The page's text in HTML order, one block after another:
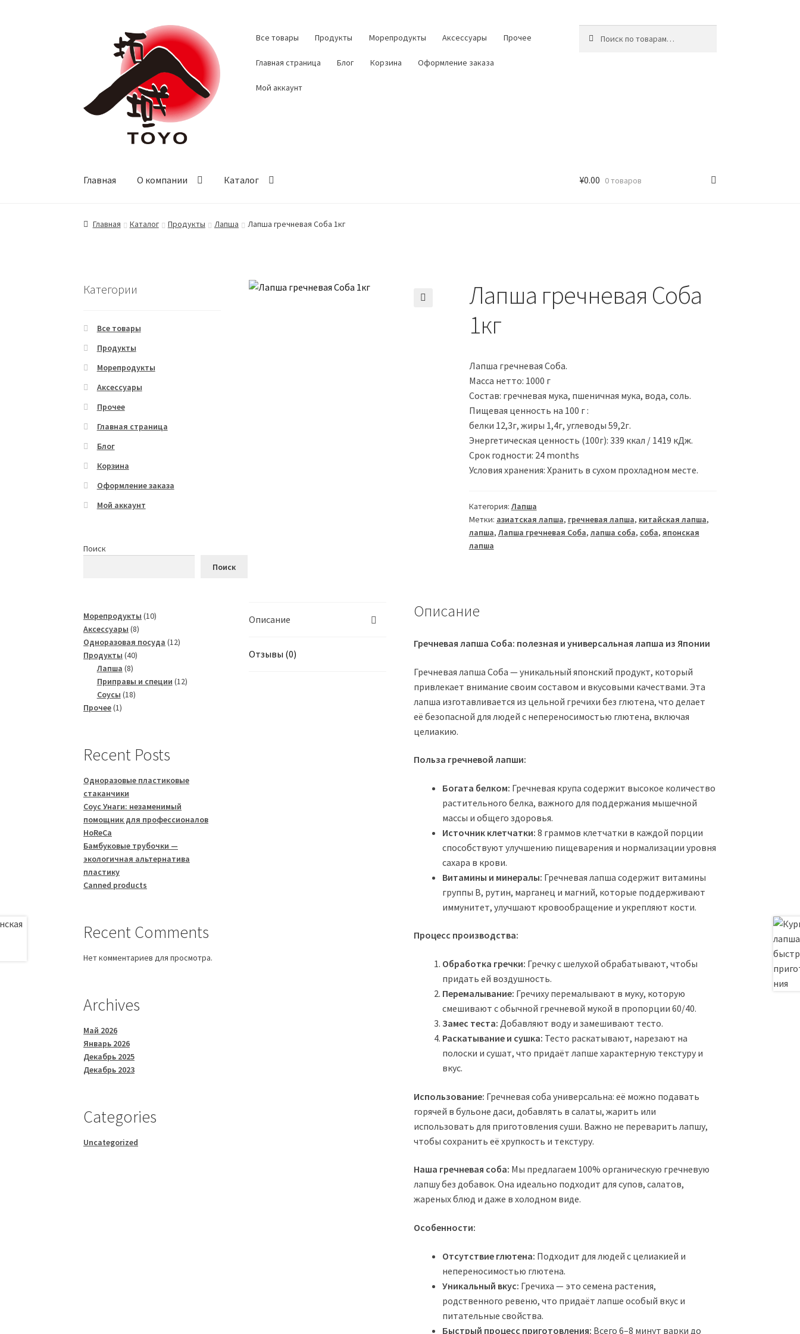
навигации
содержимому
Все товары Продукты Морепродукты Аксессуары Прочее
Главная страница Блог Корзина Оформление заказа
Мой аккаунт
Главная О компании Каталог ¥0.00 0 товаров
Главная Каталог Продукты Лапша Лапша гречневая Соба 1кг
Лапша гречневая Соба
1кг
Лапша гречневая Соба.
Масса нетто: 1000 г
Состав: гречневая мука, пшеничная мука, вода, соль.
Пищевая ценность на 100 г :
белки 12,3г, жиры 1,4г, углеводы 59,2г.
Энергетическая ценность (100г): 339 ккал / 1419 кДж.
Срок годности: 24 months
Условия хранения: Хранить в сухом прохладном месте.
Категория:Лапша
Метки: азиатская лапша, гречневая лапша, китайская лапша,
лапша,Лапша гречневая Соба, лапша соба, соба, японская
лапша
Описание
Отзывы (0)
Описание
Гречневая лапша Соба: полезная и универсальная лапша из Японии
Гречневая лапша Соба — уникальный японский продукт, который
привлекает внимание своим составом и вкусовыми качествами. Эта
лапша изготавливается из цельной гречихи без глютена, что делает
её безопасной для людей с непереносимостью глютена, включая
целиакию.
Польза гречневой лапши:
Богата белком: Гречневая крупа содержит высокое количество
растительного белка, важного для поддержания мышечной
массы и общего здоровья.
Источник клетчатки: 8 граммов клетчатки в каждой порции
способствуют улучшению пищеварения и нормализации уровня
сахара в крови.
Витамины и минералы: Гречневая лапша содержит витамины
группы B, рутин, марганец и магний, которые поддерживают
иммунитет, улучшают кровообращение и укрепляют кости.
Процесс производства:
Обработка гречки: Гречку с шелухой обрабатывают, чтобы
придать ей воздушность.
Перемалывание: Гречиху перемалывают в муку, которую
смешивают с обычной гречневой мукой в пропорции 60/40.
Замес теста: Добавляют воду и замешивают тесто.
Раскатывание и сушка: Тесто раскатывают, нарезают на
полоски и сушат, что придаёт лапше характерную текстуру и
вкус.
Использование: Гречневая соба универсальна: её можно подавать
горячей в бульоне даси, добавлять в салаты, жарить или
использовать для приготовления суши. Важно не переварить лапшу,
чтобы сохранить её хрупкость и текстуру.
Наша гречневая соба: Мы предлагаем 100% органическую гречневую
лапшу без добавок. Она идеально подходит для супов, салатов,
жареных блюд и даже в холодном виде.
Особенности:
Отсутствие глютена: Подходит для людей с целиакией и
непереносимостью глютена.
Уникальный вкус: Гречиха — это семена растения,
родственного ревеню, что придаёт лапше особый вкус и
питательные свойства.
Быстрый процесс приготовления: Всего 6–8 минут варки до
Категории
Все товары
Продукты
Морепродукты
Аксессуары
Прочее
Главная страница
Блог
Корзина
Оформление заказа
Мой аккаунт
Поиск
Поиск
Морепродукты 1010
Аксессуары 88
товаров
Одноразовая посуда 1212
Продукты 4040
Лапша 88
товаров
Приправы и специи 1212
Соусы 1818
Прочее 11
Recent Posts
Одноразовые пластиковые
стаканчики
Соус Унаги: незаменимый
помощник для профессионалов
HoReCa
Бамбуковые трубочки —
экологичная альтернатива
пластику
Canned products
Recent Comments
Нет комментариев для просмотра.
Archives
Май 2026
Январь 2026
Декабрь 2025
Декабрь 2023
Categories
Uncategorized